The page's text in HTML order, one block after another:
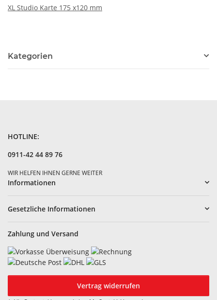
XL Studio Karte 175 x120 mm
Kategorien
HOTLINE:
0911-42 44 89 76
WIR HELFEN IHNEN GERNE WEITER
Informationen
Gesetzliche Informationen
Zahlung und Versand
Vertrag widerrufen